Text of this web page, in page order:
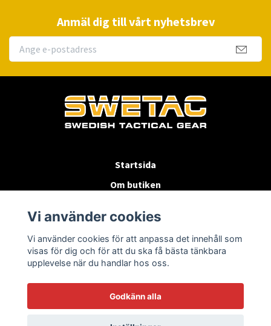
Anmäl dig till vårt nyhetsbrev
Startsida
Om butiken
Byten & Returer
Kontakta oss
Vi använder cookies
Vi använder cookies för att anpassa det innehåll som
visas för dig och för att du ska få bästa tänkbara
upplevelse när du handlar hos oss.
Godkänn alla